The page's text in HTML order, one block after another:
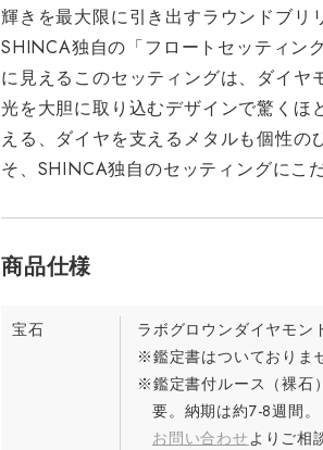
輝きを最大限に引き出すラウンドブリ
SHINCA独自の「フロートセッティン
に見えるこのセッティングは、ダイヤ
光を大胆に取り込むデザインで驚くほ
える、ダイヤを支えるメタルも個性の
そ、SHINCA独自のセッティングにこ
宝石
ラボグロウンダイヤモン
※鑑定書はついておりま
※鑑定書付ルース（裸石
要。納期は約7-8週間。
お問い合わせよりご相